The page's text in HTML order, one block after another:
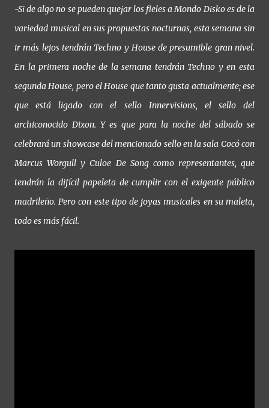
-Si de algo no se pueden quejar los fieles a Mondo Disko es de la
variedad musical en sus propuestas nocturnas, esta semana sin
ir más lejos tendrán Techno y House de presumible gran nivel.
En la primera noche de la semana tendrán Techno y en esta
segunda House, pero el House que tanto gusta actualmente; ese
que está ligado con el sello Innervisions, el sello del
archiconocido Dixon. Y es que para la noche del sábado se
celebrará un showcase del mencionado sello en la sala Cocó con
Marcus Worgull y Culoe De Song como representantes, que
tendrán la difícil papeleta de cumplir con el exigente público
madrileño. Pero con este tipo de joyas musicales en su maleta,
todo es más fácil.